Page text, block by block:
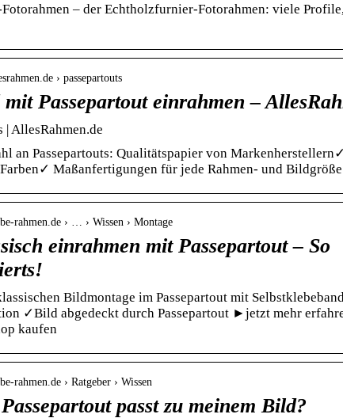
Fotorahmen – der Echtholzfurnier-Fotorahmen: viele
› passepartouts
Passepartout einrahmen –
| AllesRahmen.de
an Passepartouts: Qualitätspapier von
Maßanfertigungen für jede Rahmen- und
rahmen.de › … › Wissen › Montage
einrahmen mit Passepartout – So
Bildmontage im Passepartout mit
✓Bild abgedeckt durch Passepartout ►jetzt mehr
kaufen
rahmen.de › Ratgeber › Wissen
passt zu meinem Bild?